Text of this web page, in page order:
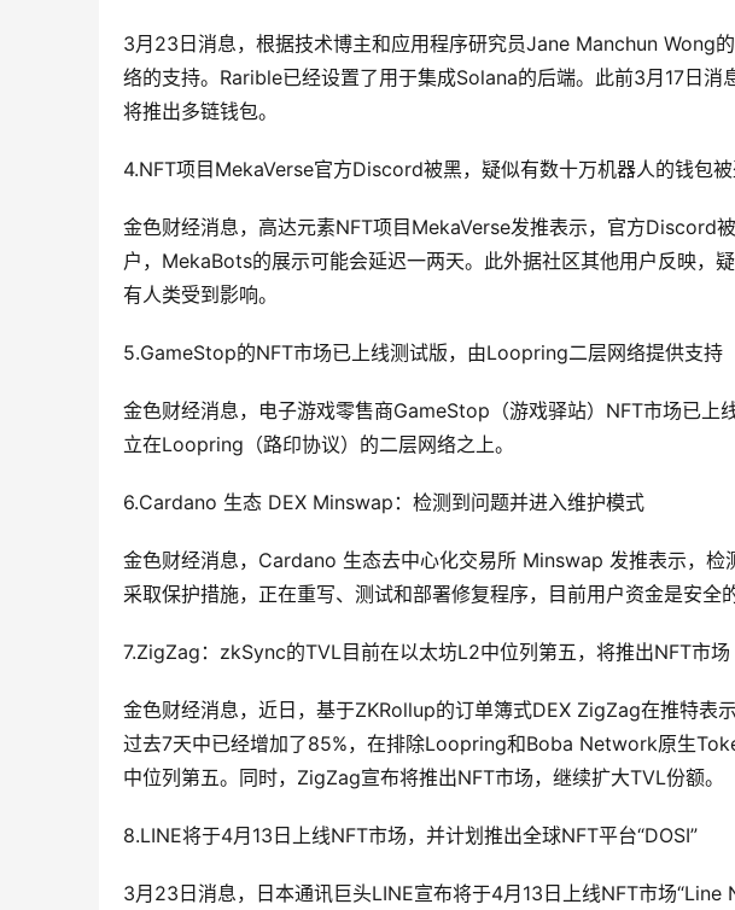
3月23日消息，根据技术博主和应用程序研究员Jane Manchun Wong
络的支持。Rarible已经设置了用于集成Solana的后端。此前3月17日
将推出多链钱包。
4.NFT项目MekaVerse官方Discord被黑，疑似有数十万机器人的钱包
金色财经消息，高达元素NFT项目MekaVerse发推表示，官方Discord
户，MekaBots的展示可能会延迟一两天。此外据社区其他用户反映，
有人类受到影响。
5.GameStop的NFT市场已上线测试版，由Loopring二层网络提供支持
金色财经消息，电子游戏零售商GameStop（游戏驿站）NFT市场已上
立在Loopring（路印协议）的二层网络之上。
6.Cardano 生态 DEX Minswap：检测到问题并进入维护模式
金色财经消息，Cardano 生态去中心化交易所 Minswap 发推表示，检
采取保护措施，正在重写、测试和部署修复程序，目前用户资金是安全的
7.ZigZag：zkSync的TVL目前在以太坊L2中位列第五，将推出NFT市场
金色财经消息，近日，基于ZKRollup的订单簿式DEX ZigZag在推特表
过去7天中已经增加了85%，在排除Loopring和Boba Network原生
中位列第五。同时，ZigZag宣布将推出NFT市场，继续扩大TVL份额。
8.LINE将于4月13日上线NFT市场，并计划推出全球NFT平台“DOSI”
3月23日消息，日本通讯巨头LINE宣布将于4月13日上线NFT市场“Line